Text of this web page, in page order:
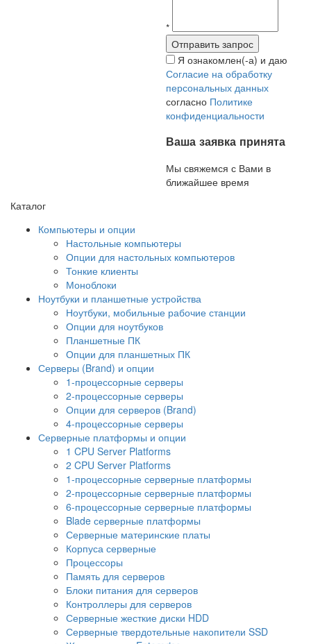
*
Я ознакомлен(-а) и даю
Согласие на обработку
персональных данных
согласно Политике
конфиденциальности
Ваша заявка принята
Мы свяжемся с Вами в
ближайшее время
Каталог
Компьютеры и опции
Настольные компьютеры
Опции для настольных компьютеров
Тонкие клиенты
Моноблоки
Ноутбуки и планшетные устройства
Ноутбуки, мобильные рабочие станции
Опции для ноутбуков
Планшетные ПК
Опции для планшетных ПК
Серверы (Brand) и опции
1-процессорные серверы
2-процессорные серверы
Опции для серверов (Brand)
4-процессорные серверы
Серверные платформы и опции
1 CPU Server Platforms
2 CPU Server Platforms
1-процессорные серверные платформы
2-процессорные серверные платформы
6-процессорные серверные платформы
Blade серверные платформы
Серверные материнские платы
Корпуса серверные
Процессоры
Память для серверов
Блоки питания для серверов
Контроллеры для серверов
Серверные жесткие диски HDD
Серверные твердотельные накопители SSD